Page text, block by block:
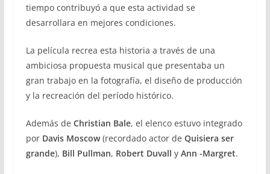
tiempo contribuyó a que esta actividad se
desarrollara en mejores condiciones.
La película recrea esta historia a través de una
ambiciosa propuesta musical que presentaba un
gran trabajo en la fotografía, el diseño de producción
y la recreación del período histórico.
Además de Christian Bale, el elenco estuvo integrado
por Davis Moscow(recordado actor de Quisiera ser
grande), Bill Pullman, Robert Duvall y Ann -Margret.